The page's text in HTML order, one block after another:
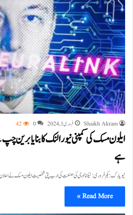
Shaikh Akram فروری 1, 2024 0
42
ایلون مسک کی کمپنی نیورالنک کا بنایا برین
ہے
نیویارک:یکم فروری :ٹیکنالوجی کی صنعت کی ارب پتی شخصیت ایلون مسک نے اعلان
Read More »